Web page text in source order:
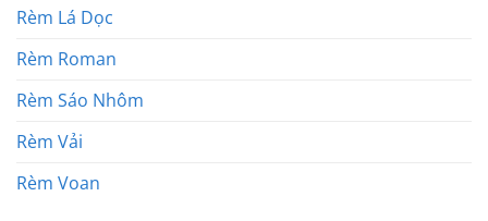
Rèm Lá Dọc
Rèm Roman
Rèm Sáo Nhôm
Rèm Vải
Rèm Voan